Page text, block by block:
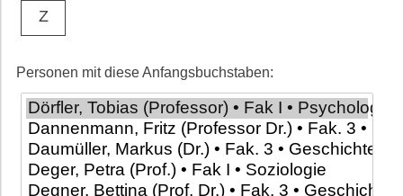
Z
Personen mit diese Anfangsbuchstaben: